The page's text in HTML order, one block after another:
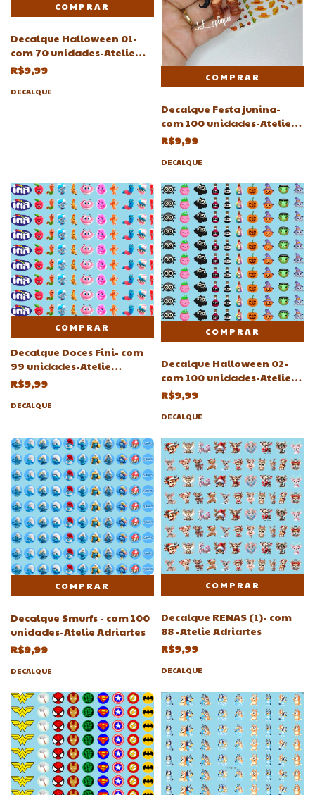
Decalque Halloween 01-
com 70 unidades-Atelie
Adriartes
R$9,99
DECALQUE
Decalque Festa junina-
com 100 unidades-Atelie
Adriartes
R$9,99
DECALQUE
COMPRAR
Decalque Doces Fini- com
99 unidades-Atelie
Adriartes
R$9,99
DECALQUE
Decalque Halloween 02-
com 100 unidades-Atelie
Adriartes
R$9,99
DECALQUE
Decalque Smurfs - com 100
unidades-Atelie Adriartes
R$9,99
DECALQUE
Decalque RENAS (1)- com
88 -Atelie Adriartes
R$9,99
DECALQUE